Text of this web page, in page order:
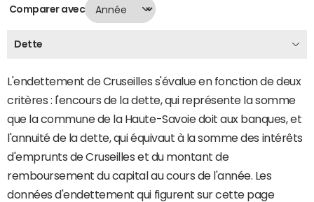
Comparer avec
Dette
L'endettement de Cruseilles s'évalue en fonction de deux
critères : l'encours de la dette, qui représente la somme
que la commune de la Haute-Savoie doit aux banques, et
l'annuité de la dette, qui équivaut à la somme des intérêts
d'emprunts de Cruseilles et du montant de
remboursement du capital au cours de l'année. Les
données d'endettement qui figurent sur cette page